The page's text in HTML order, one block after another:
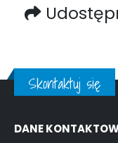
Skontaktuj się
DANE